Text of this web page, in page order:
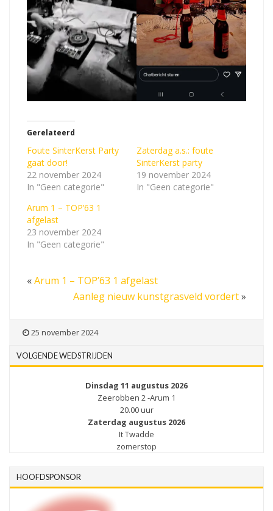
Gerelateerd
Foute SinterKerst Party
gaat door!
22 november 2024
In "Geen categorie"
Zaterdag a.s.: foute
SinterKerst party
19 november 2024
In "Geen categorie"
Arum 1 – TOP’63 1
afgelast
23 november 2024
In "Geen categorie"
«Arum 1 – TOP’63 1 afgelast
Aanleg nieuw kunstgrasveld vordert»
25 november 2024
VOLGENDE WEDSTRIJDEN
Dinsdag 11 augustus 2026
Zeerobben 2 -Arum 1
20.00 uur
Zaterdag augustus 2026
It Twadde
zomerstop
HOOFDSPONSOR